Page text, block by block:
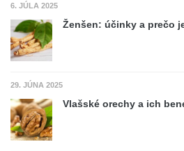
6. JÚLA 2025
Ženšen: účinky a prečo
29. JÚNA 2025
Vlašské orechy a ich